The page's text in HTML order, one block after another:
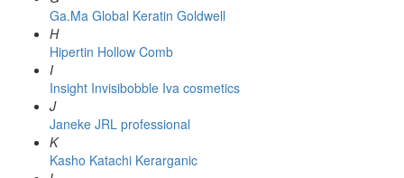
Ga.Ma Global Keratin Goldwell
H
Hipertin Hollow Comb
I
Insight Invisibobble Iva cosmetics
J
Janeke JRL professional
K
Kasho Katachi Kerarganic